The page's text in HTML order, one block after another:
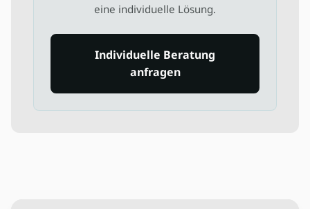
eine individuelle Lösung.
Individuelle Beratung
anfragen